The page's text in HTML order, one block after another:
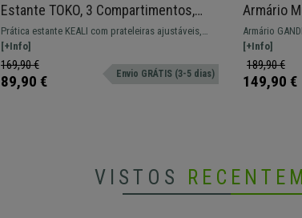
Estante TOKO, 3 Compartimentos,
62,2x24x102,4 cm, Em Madeira, Cor
Preto
Prática estante KEALI com prateleiras ajustáveis,
fabrico de qualidade disponível em duas cores.
[+Info]
169,90 €
89,90 € Envio GRÁTIS (3-5 dias)
Armário
Armário
com portas e
[+Info]
189,90 €
149,90 €
VISTOS